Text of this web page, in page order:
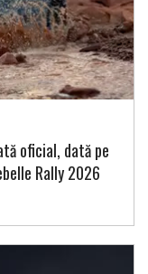
oficial, dată pe
Rally 2026